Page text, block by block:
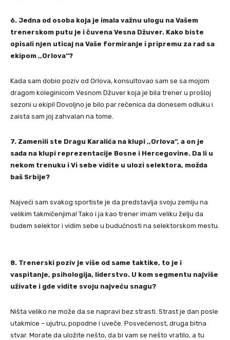
6. Jedna od osoba koja je imala važnu ulogu na Vašem
trenerskom putu je i čuvena Vesna Džuver. Kako biste
opisali njen uticaj na Vaše formiranje i pripremu za rad sa
ekipom ,,Orlova“?
Kada sam dobio poziv od Orlova, konsultovao sam se sa mojom
dragom koleginicom Vesnom Džuver koja je bila trener u prošloj
sezoni u ekipi! Dovoljno je bilo par rečenica da donesem odluku i
zaista sam joj zahvalan na tome.
7. Zamenili ste Dragu Karalića na klupi ,,Orlova“, a on je
sada na klupi reprezentacije Bosne i Hercegovine. Da li u
nekom trenuku i Vi sebe vidite u ulozi selektora, možda
baš Srbije?
⁠Najveći sam svakog sportiste je da predstavlja svoju zemlju na
velikim takmičenjima! Tako i ja kao trener imam veliku želju da
budem selektor i vidim sebe u budućnosti na selektorskom mestu.
8. Trenerski poziv je više od same taktike, to je i
vaspitanje, psihologija, liderstvo. U kom segmentu najviše
uživate i gde vidite svoju najveću snagu?
⁠Ništa veliko ne može da se napravi bez strasti. Strast je dan posle
utakmice – ujutru, popodne i uveče. Posvećenost, druga bitna
stvar. Morate da uložite nešto, da bi vam se nešto vratilo, a tu